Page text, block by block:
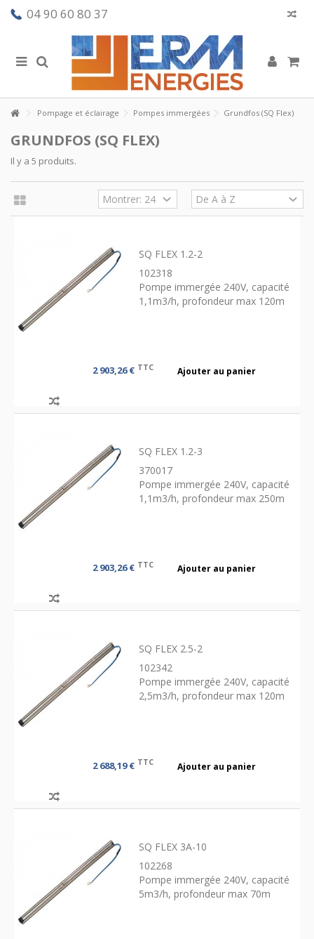
04 90 60 80 37
Pompage et éclairage Pompes immergées Grundfos (SQ Flex)
GRUNDFOS (SQ FLEX)
Il y a 5 produits.
SQ FLEX 1.2-2
102318
Pompe immergée 240V, capacité
1,1m3/h, profondeur max 120m
2 903,26 € TTC Ajouter au panier
SQ FLEX 1.2-3
370017
Pompe immergée 240V, capacité
1,1m3/h, profondeur max 250m
2 903,26 € TTC Ajouter au panier
SQ FLEX 2.5-2
102342
Pompe immergée 240V, capacité
2,5m3/h, profondeur max 120m
2 688,19 € TTC Ajouter au panier
SQ FLEX 3A-10
102268
Pompe immergée 240V, capacité
5m3/h, profondeur max 70m